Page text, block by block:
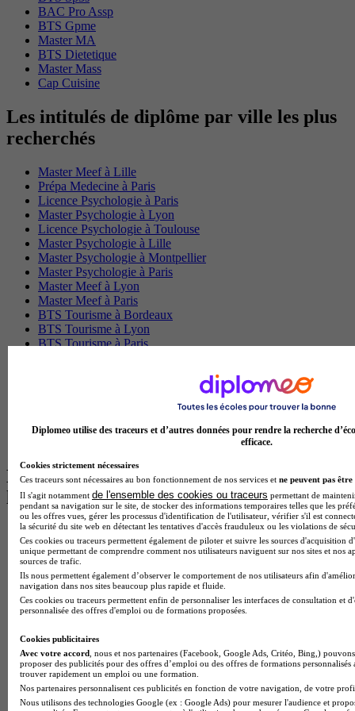
BAC Pro Assp
BTS Gpme
Master MA
BTS Dietetique
Master Mass
Cap Cuisine
Les intitulés de diplôme par ville les plus
recherchés
Master Meef à Lille
Prépa Medecine à Paris
Licence Psychologie à Paris
Master Psychologie à Lyon
Licence Psychologie à Toulouse
Master Psychologie à Lille
Master Psychologie à Montpellier
Master Psychologie à Paris
Master Meef à Lyon
Master Meef à Paris
BTS Tourisme à Bordeaux
BTS Tourisme à Lyon
BTS Tourisme à Paris
BTS Communication à Bordeaux
Master Psychologie à Angers
BTS Communication à Lyon
Les intitulés de diplôme par alternance
les plus recherchés
BTS Esf en alternance
BTS Dietetique en alternance
BTS Mco en alternance
BTS Pi en alternance
BTS Sp3s en alternance
Master CCA en alternance
BTS Ndrc en alternance
Cap Fleuriste en alternance
BTS Sio en alternance
MSc Marketing Digital en alternance
BTS Gpme en alternance
Cap Electricien en alternance
Diplomeo utilise des traceurs et d’autres données pour rendre la recherche
efficace.
Cookies strictement nécessaires
Ces traceurs sont nécessaires au bon fonctionnement de nos services et ne peuvent pas être
Il s'agit notamment de l'ensemble des cookies ou traceurs permettant de
pendant sa navigation sur le site, de stocker des informations temporaires telles que les
ou les offres vues, gérer les processus d'identification de l'utilisateur, vérifier s'il est
la sécurité du site web en détectant les tentatives d'accès frauduleux ou les violations de
Ces cookies ou traceurs permettent également de piloter et suivre les sources d'acquisition
unique permettant de comprendre comment nos utilisateurs naviguent sur nos sites et nos
sources de trafic.
Ils nous permettent également d’observer le comportement de nos utilisateurs afin
navigation dans nos sites beaucoup plus rapide et fluide.
Ces cookies ou traceurs permettent enfin de personnaliser les interfaces de consultation et
personnalisée des offres d'emploi ou de formations proposées.
Cookies publicitaires
Avec votre accord , nous et nos partenaires (Facebook, Google Ads, Critéo, Bing,)
proposer des publicités pour des offres d’emploi ou des offres de formations
trouver rapidement un emploi ou une formation.
Nos partenaires personnalisent ces publicités en fonction de votre navigation, de votre
Nous utilisons des technologies Google (ex : Google Ads) pour mesurer l'audience et